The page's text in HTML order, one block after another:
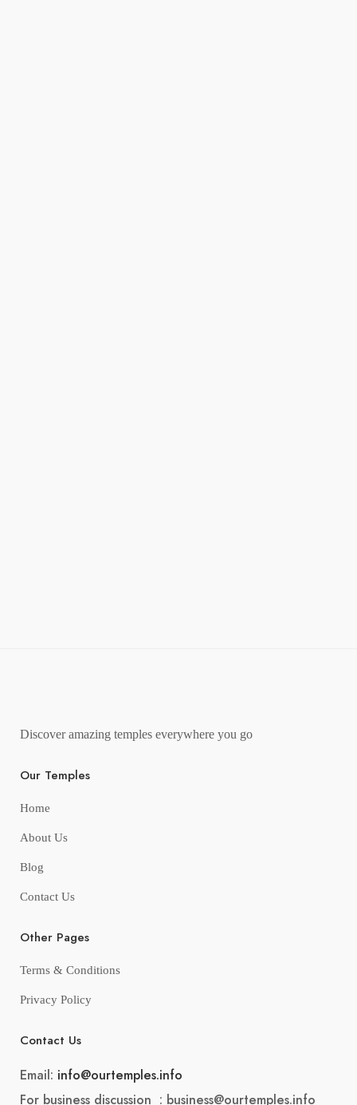
Discover amazing temples everywhere you go
Our Temples
Home
About Us
Blog
Contact Us
Other Pages
Terms & Conditions
Privacy Policy
Contact Us
Email: info@ourtemples.info
For business discussion : business@ourtemples.info